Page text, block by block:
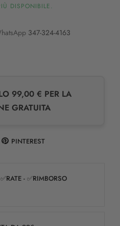
DISPONIBILE.
347-324-4163
99,00 € PER LA
GRATUITA
PINTEREST
- ✅RIMBORSO